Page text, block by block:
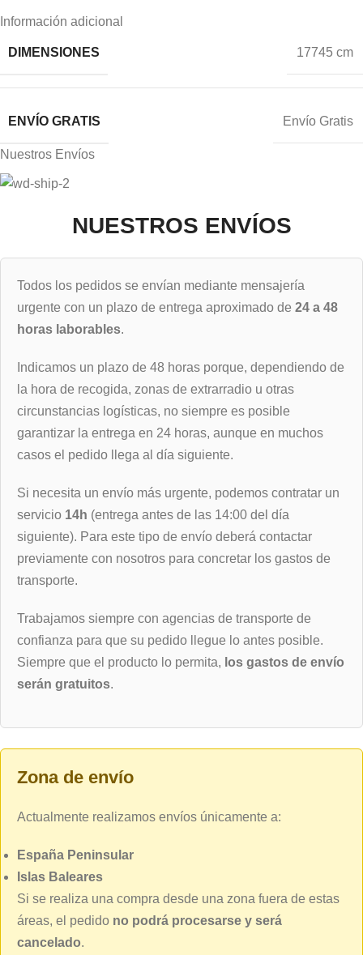
Información adicional
DIMENSIONES 17745 cm
ENVÍO GRATIS Envío Gratis
Nuestros Envíos
NUESTROS ENVÍOS
Todos los pedidos se envían mediante mensajería
urgente con un plazo de entrega aproximado de 24 a 48
horas laborables.
Indicamos un plazo de 48 horas porque, dependiendo de
la hora de recogida, zonas de extrarradio u otras
circunstancias logísticas, no siempre es posible
garantizar la entrega en 24 horas, aunque en muchos
casos el pedido llega al día siguiente.
Si necesita un envío más urgente, podemos contratar un
servicio 14h (entrega antes de las 14:00 del día
siguiente). Para este tipo de envío deberá contactar
previamente con nosotros para concretar los gastos de
transporte.
Trabajamos siempre con agencias de transporte de
confianza para que su pedido llegue lo antes posible.
Siempre que el producto lo permita, los gastos de envío
serán gratuitos.
Zona de envío
Actualmente realizamos envíos únicamente a:
España Peninsular
Islas Baleares
Si se realiza una compra desde una zona fuera de estas
áreas, el pedido no podrá procesarse y será
cancelado.